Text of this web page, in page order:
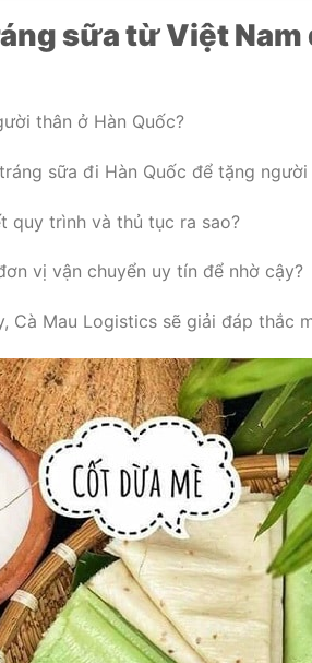
sữa từ Việt Nam
thân ở Hàn Quốc?
sữa đi Hàn Quốc để tặng người
quy trình và thủ tục ra sao?
vị vận chuyển uy tín để nhờ cậy?
Cà Mau Logistics sẽ giải đáp thắc